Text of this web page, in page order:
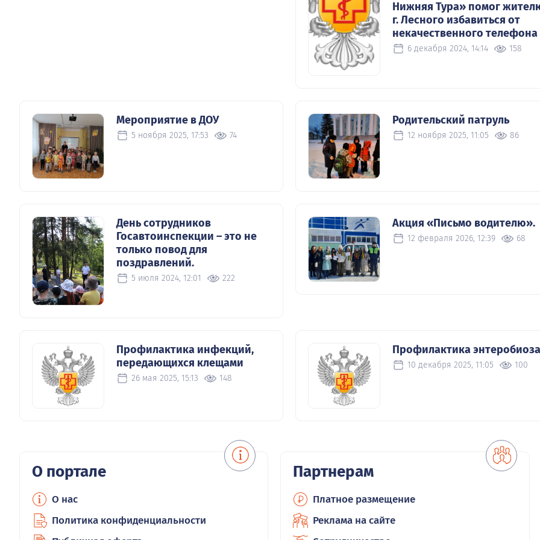
Нижняя Тура» помог
г. Лесного избавиться от
некачественного телефона
6 декабря 2024, 14:14 158
Мероприятие в ДОУ
5 ноября 2025, 17:53 74
Родительский патруль
12 ноября 2025, 11:05 86
День сотрудников
Госавтоинспекции – это не
только повод для
поздравлений.
5 июля 2024, 12:01 222
Акция «Письмо водителю».
12 февраля 2026, 12:39 68
Профилактика инфекций,
передающихся клещами
26 мая 2025, 15:13 148
Профилактика
10 декабря 2025, 11:05 100
О портале
О нас
Политика конфиденциальности
Партнерам
Платное размещение
Реклама на сайте